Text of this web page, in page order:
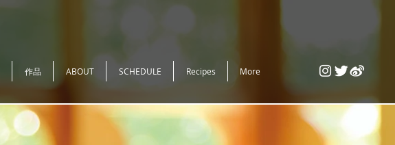
作品 ABOUT SCHEDULE Recipes More